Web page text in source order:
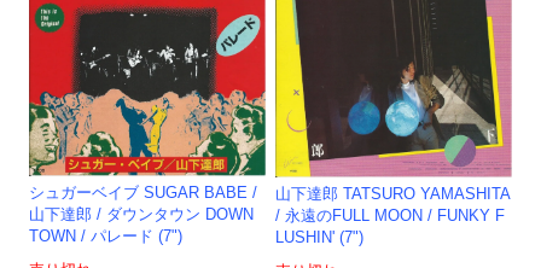
シュガーベイブ SUGAR BABE /
山下達郎 / ダウンタウン DOWN
TOWN / パレード (7")
山下達郎 TATSURO YAMASHITA
/ 永遠のFULL MOON / FUNKY F
LUSHIN' (7")